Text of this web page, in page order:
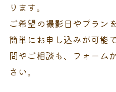
ります。
ご希望の撮影日やプラン
簡単にお申し込みが可能
問やご相談も、フォーム
さい。